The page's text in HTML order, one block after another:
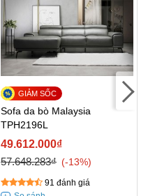
Sofa da bò Malaysia
TPH2196L
49.612.000₫
57.648.283₫
-13%
91 đánh giá